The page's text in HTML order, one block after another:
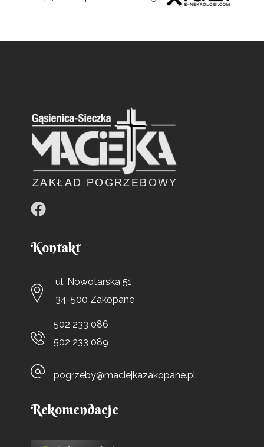
Kontakt
ul. Nowotarska 51
34-500 Zakopane
502 233 086
502 233 089
pogrzeby@maciejkazakopane.pl
Rekomendacje